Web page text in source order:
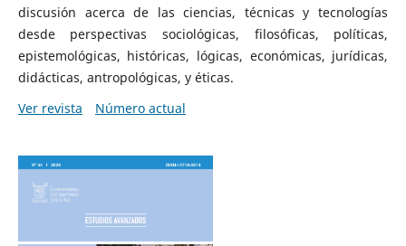
discusión acerca de las ciencias, técnicas y tecnologías
desde perspectivas sociológicas, filosóficas, políticas,
epistemológicas, históricas, lógicas, económicas, jurídicas,
didácticas, antropológicas, y éticas.
Ver revista
Número actual